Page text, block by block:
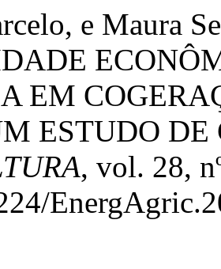
e Maura
EM
ESTUDO DE
, vol. 28,